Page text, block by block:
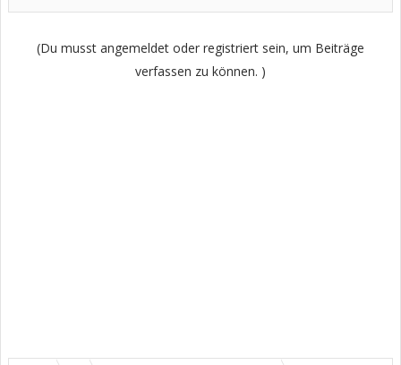
(Du musst angemeldet oder registriert sein, um Beiträge
verfassen zu können. )